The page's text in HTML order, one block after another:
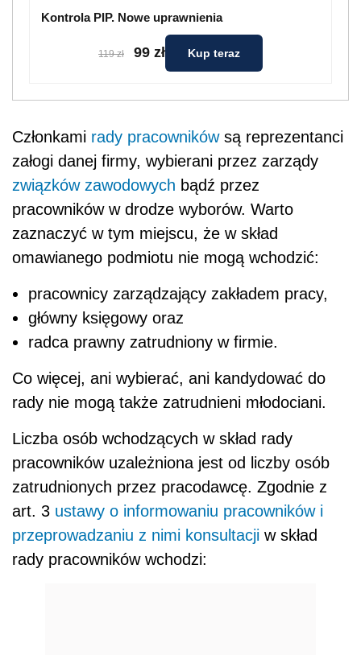
Kontrola PIP. Nowe uprawnienia
119 zł 99 zł Kup teraz
Członkami rady pracownikówsą reprezentanci
załogi danej firmy, wybierani przez zarządy
związków zawodowych bądź przez
pracowników w drodze wyborów. Warto
zaznaczyć w tym miejscu, że w skład
omawianego podmiotu nie mogą wchodzić:
pracownicy zarządzający zakładem pracy,
główny księgowy oraz
radca prawny zatrudniony w firmie.
Co więcej, ani wybierać, ani kandydować do
rady nie mogą także zatrudnieni młodociani.
Liczba osób wchodzących w skład rady
pracowników uzależniona jest od liczby osób
zatrudnionych przez pracodawcę. Zgodnie z
art. 3 ustawy o informowaniu pracowników i
przeprowadzaniu z nimi konsultacji w skład
rady pracowników wchodzi: